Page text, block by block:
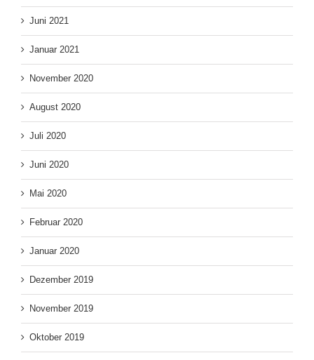
Juni 2021
Januar 2021
November 2020
August 2020
Juli 2020
Juni 2020
Mai 2020
Februar 2020
Januar 2020
Dezember 2019
November 2019
Oktober 2019